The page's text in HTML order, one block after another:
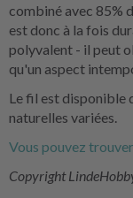
combiné avec 85%
est donc à la fois
polyvalent - il peut
qu'un aspect
Le fil est disponible
naturelles variées.
Vous pouvez
Copyright